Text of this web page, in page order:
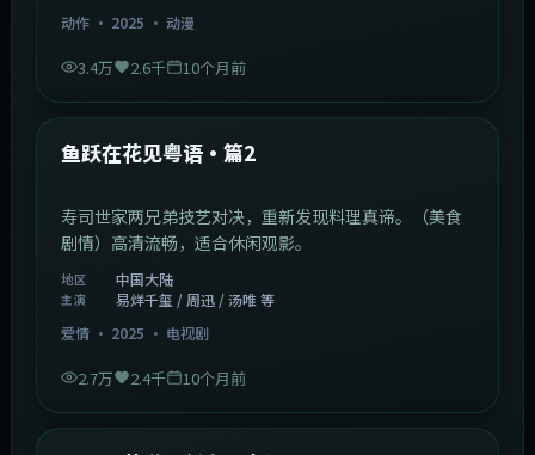
动作· 2025 · 动漫
3.4万 2.6千 10个月前
最新
鱼跃在花见粤语·篇2
寿司世家两兄弟技艺对决，重新发现料理真谛。（美食
剧情）高清流畅，适合休闲观影。
地区 中国大陆
主演
易烊千玺 / 周迅 / 汤唯 等
爱情· 2025 · 电视剧
2.7万 2.4千 10个月前